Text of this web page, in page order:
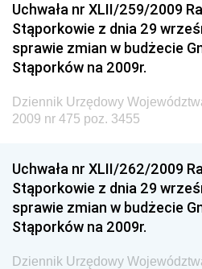
Dziennik Urzędowy
Narodowego i Sportu
Dziennik Urzędowy Ministra
Dziennik Urzędowy Ministra
Dziennik Urzędowy Ministra
Narodowego i Sportu
Dziennik Urzędowy Ministra
Społecznej
Dziennik Urzędowy
Uchwała nr XLII/259/2009
Stąporkowie z dnia 29
sprawie zmian w budżecie
Stąporków na 2009r.
Dziennik Urzędowy
2009 nr 475 poz. 3455
Uchwała nr XLII/262/2009
Stąporkowie z dnia 29
sprawie zmian w budżecie
Stąporków na 2009r.
Dziennik Urzędowy